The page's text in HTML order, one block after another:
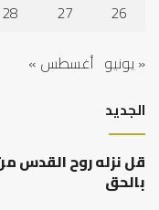
26
27
28
« يونيو أغسطس »
الجديد
قل نزله روح القدس
بالحق